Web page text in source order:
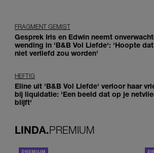
FRAGMENT GEMIST
Gesprek Iris en Edwin neemt
wending in 'B&B Vol Liefde': 'Hoopte
niet verliefd zou worden'
HEFTIG
Eline uit 'B&B Vol Liefde' verloor haar
bij liquidatie: 'Een beeld dat op je
blijft'
LINDA.PREMIUM